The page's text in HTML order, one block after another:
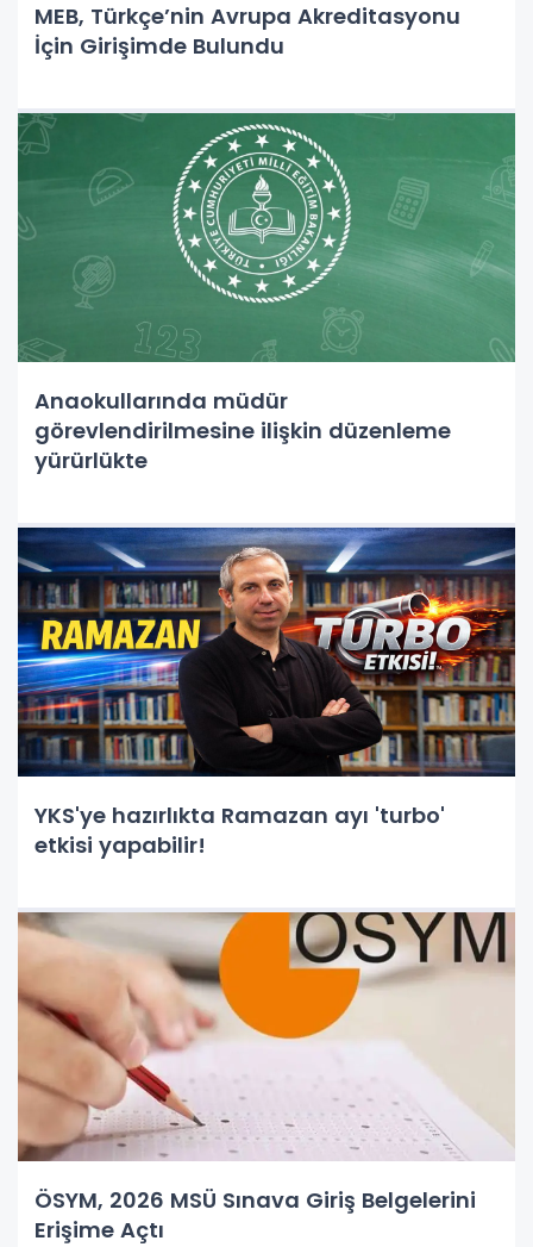
MEB, Türkçe’nin Avrupa Akreditasyonu
İçin Girişimde Bulundu
Anaokullarında müdür
görevlendirilmesine ilişkin düzenleme
yürürlükte
YKS'ye hazırlıkta Ramazan ayı 'turbo'
etkisi yapabilir!
ÖSYM, 2026 MSÜ Sınava Giriş Belgelerini
Erişime Açtı